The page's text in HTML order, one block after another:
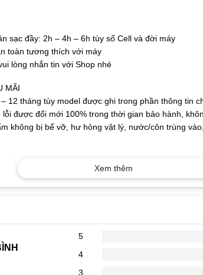
sạc đầy: 2h – 4h – 6h tùy số Cell và đời máy
toàn tương thích với máy
lòng nhắn tin với Shop nhé
MÃI
12 tháng tùy model được ghi trong phần thông tin
lỗi được đổi mới 100% trong thời gian bảo hành,
không bị bể vỡ, hư hỏng vật lý, nước/côn trùng
QUẢN PIN LAPTOP
có tuổi thọ ngắn và rất dễ hỏng, nên người dùng
xả) dung lượng của pin sẽ giảm dần. Để có thể
như sau:
đến 10 tiếng, sau đó rút sạc ra dùng máy, cho đến
vậy trong 3 lần đầu.
Khi dùng pin còn 10%-15%, hãy cắm sạc pin. Vì
cấp quy định pin laptop của bạn có 500 lần dùng
dung lượng lại cắm sạc pin, thực hiện nhiều lần như
Xem thêm
5
4
3